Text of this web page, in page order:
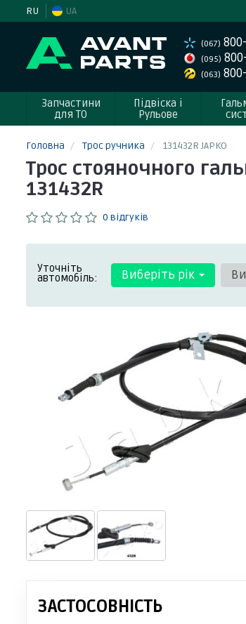
RU UA
(067)
(095)
(063)
Запчастини
для ТО
Підвіска і
Рульове
Головна Трос ручника 131432R JAPKO
Трос стояночного
131432R
0 відгуків
Уточніть
автомобіль: Виберіть рік
ЗАСТОСОВНІСТЬ